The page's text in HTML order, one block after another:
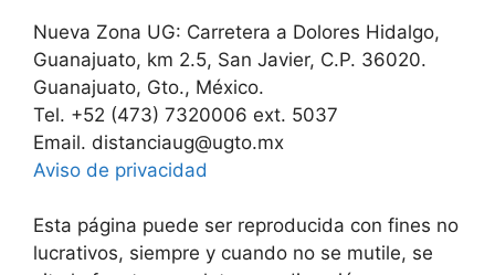
Nueva Zona UG: Carretera a Dolores Hidalgo,
Guanajuato, km 2.5, San Javier, C.P. 36020.
Guanajuato, Gto., México.
Tel. +52 (473) 7320006 ext. 5037
Email. distanciaug@ugto.mx
Aviso de privacidad
Esta página puede ser reproducida con fines no
lucrativos, siempre y cuando no se mutile, se